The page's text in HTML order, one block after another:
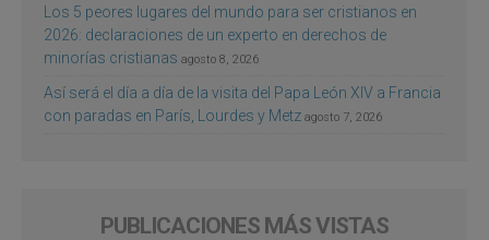
Los 5 peores lugares del mundo para ser cristianos en
2026: declaraciones de un experto en derechos de
minorías cristianas agosto 8, 2026
Así será el día a día de la visita del Papa León XIV a Francia
con paradas en París, Lourdes y Metz agosto 7, 2026
PUBLICACIONES MÁS VISTAS